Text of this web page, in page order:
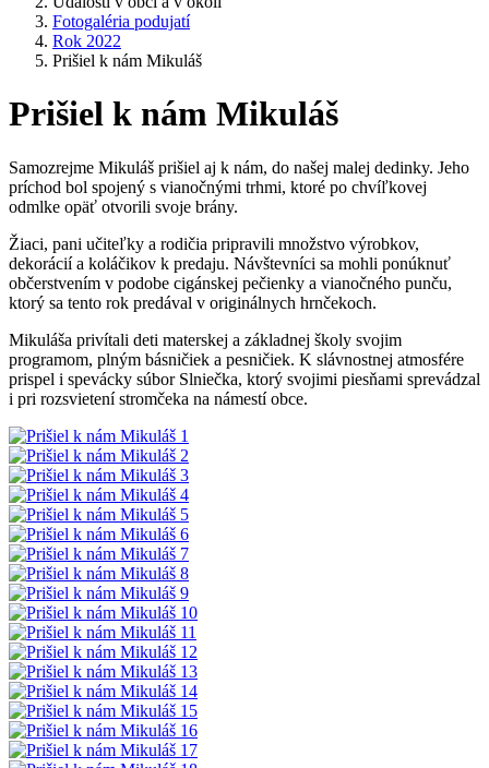
Fotogaléria podujatí
Rok 2022
Prišiel k nám Mikuláš
Prišiel k nám Mikuláš
Samozrejme Mikuláš prišiel aj k nám, do našej malej dedinky. Jeho
príchod bol spojený s vianočnými trhmi, ktoré po chvíľkovej
odmlke opäť otvorili svoje brány.
Žiaci, pani učiteľky a rodičia pripravili množstvo výrobkov,
dekorácií a koláčikov k predaju. Návštevníci sa mohli ponúknuť
občerstvením v podobe cigánskej pečienky a vianočného punču,
ktorý sa tento rok predával v originálnych hrnčekoch.
Mikuláša privítali deti materskej a základnej školy svojim
programom, plným básničiek a pesničiek. K slávnostnej atmosfére
prispel i spevácky súbor Slniečka, ktorý svojimi piesňami sprevádzal
i pri rozsvietení stromčeka na námestí obce.